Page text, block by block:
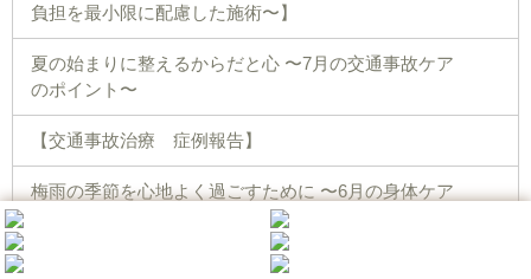
負担を最小限に配慮した施術〜】
夏の始まりに整えるからだと心 〜7月の交通事故ケア
のポイント〜
【交通事故治療 症例報告】
梅雨の季節を心地よく過ごすために 〜6月の身体ケア